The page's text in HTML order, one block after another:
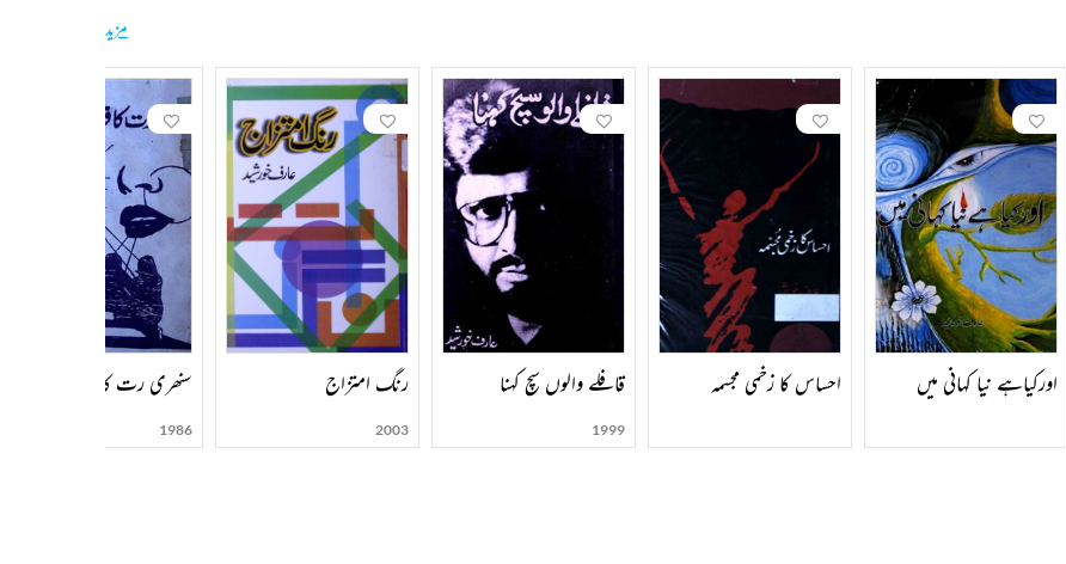
مزید
اورکیاہے نیا کہانی میں احساس کا زخمی مجسمہ قافلے والوں سچ کہنا
1999
رنگ امتزاج
2003
سنھری رت کا فریب
1986